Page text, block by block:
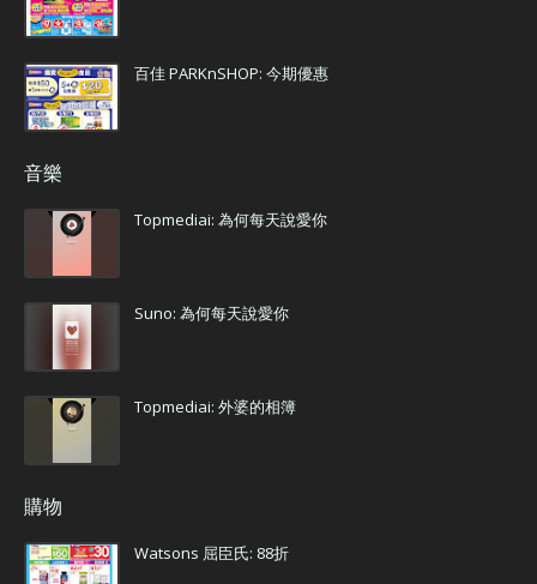
百佳 PARKnSHOP: 今期優惠
音樂
Topmediai: 為何每天說愛你
Suno: 為何每天說愛你
Topmediai: 外婆的相簿
購物
Watsons 屈臣氏: 88折